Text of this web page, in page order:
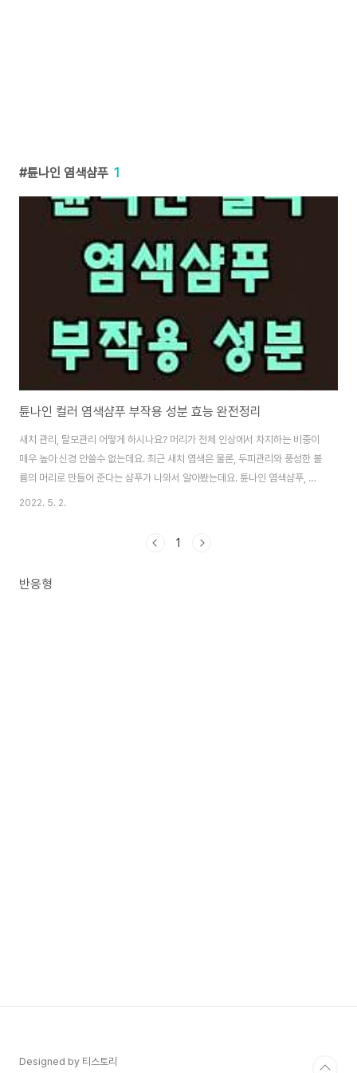
튠나인 염색샴푸 1
튠나인 컬러 염색샴푸 부작용 성분 효능 완전정리
새치 관리, 탈모관리 어떻게 하시나요? 머리가 전체 인상에서 차지하는 비중이
매우 높아 신경 안쓸수 없는데요. 최근 새치 염색은 물론, 두피관리와 풍성한 볼
륨의 머리로 만들어 준다는 샴푸가 나와서 알아봤는데요. 튠나인 염색샴푸, 튠
나인 컬러샴푸로 불리는 샴푸가 있더라고요. 궁금해하시는 분들을 위해 지금
하면 염색이 되는 샴푸로, 새치 염색은 물론, 두피관리와 함께 탈모 완화로 볼륨
샴푸인데요. 염색이 되는 샴푸라고 해서, 그냥 튠나인 염색샴푸 또는 튠나인 컬
2022. 5. 2.
1
반응형
Designed by 티스토리